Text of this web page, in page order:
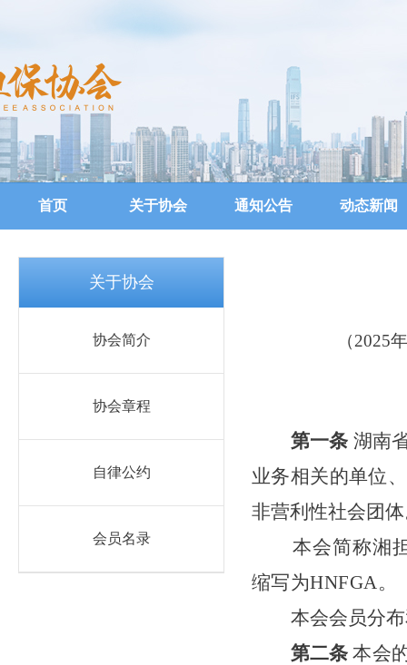
首页 关于协会 通知公告 动态新闻
关于协会
协会简介
协会章程
自律公约
会员名录
（2025年
第一条 湖南
业务相关的单位
非营利性社会团
本会简称湘
缩写为HNFGA。
本会会员分
第二条本会